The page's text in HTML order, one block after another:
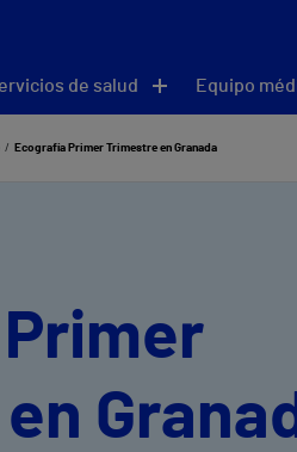
de salud Equipo
Ecografía Primer Trimestre en Granada